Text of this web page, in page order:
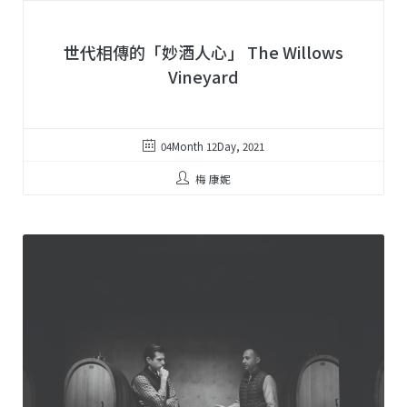
世代相傳的「妙酒人心」 The Willows
Vineyard
04Month 12Day, 2021
梅 康妮